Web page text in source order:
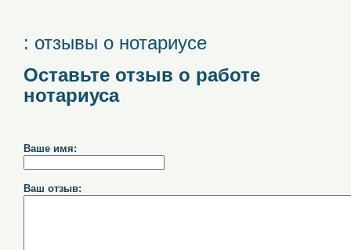
: отзывы о нотариусе
Оставьте отзыв о работе
нотариуса
Ваше имя:
Ваш отзыв: